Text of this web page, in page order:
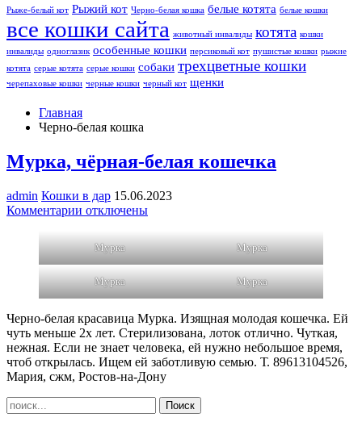
Рыже-белый кот Рыжий кот Черно-белая кошка белые котята белые кошки
все кошки сайта животный инвалиды котята кошки
инвалиды одноглазик особенные кошки персиковый кот пушистые кошки рыжие
котята серые котята серые кошки собаки трехцветные кошки
черепаховые кошки черные кошки черный кот щенки
Главная
Черно-белая кошка
Мурка, чёрная-белая кошечка
admin Кошки в дар 15.06.2023
Комментарии к
Мурка,
чёрная-
белая
кошечка
отключены
Мурка Мурка
Мурка Мурка
Черно-белая красавица Мурка. Изящная молодая кошечка. Ей
чуть меньше 2х лет. Стерилизована, лоток отлично. Чуткая,
нежная. Если не знает человека, ей нужно небольшое время,
чтоб открылась. Ищем ей заботливую семью. Т. 89613104526,
Мария, сжм, Ростов-на-Дону